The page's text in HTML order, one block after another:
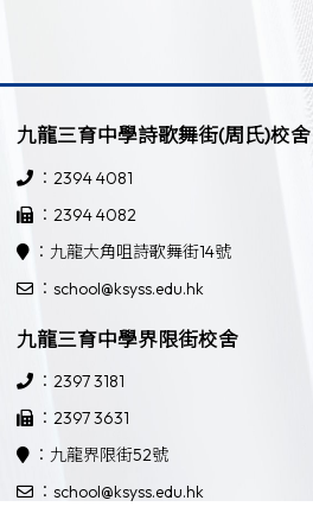
九龍三育中學詩歌舞街(周氏)校舍
：2394 4081
：2394 4082
：九龍大角咀詩歌舞街14號
：school@ksyss.edu.hk
九龍三育中學界限街校舍
：2397 3181
：2397 3631
：九龍界限街52號
：school@ksyss.edu.hk